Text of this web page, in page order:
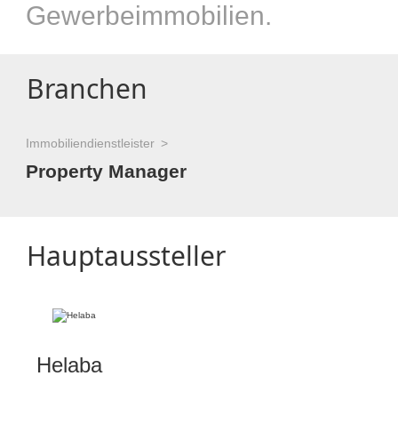
Gewerbeimmobilien.
Branchen
Immobiliendienstleister
Property Manager
Hauptaussteller
Helaba